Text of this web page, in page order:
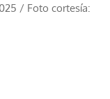
/ Foto cortesía: